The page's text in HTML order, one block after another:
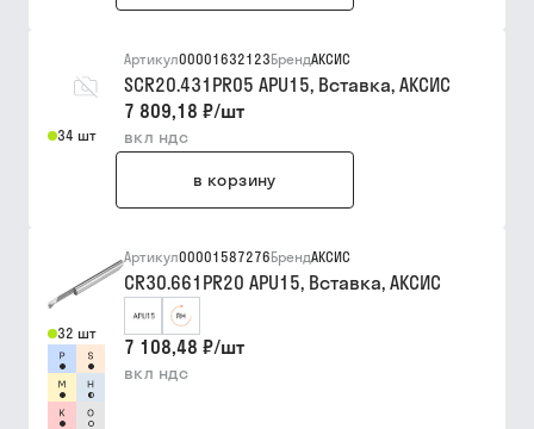
34 шт
Артикул00001632123БрендАКСИС
SCR20.431PR05 APU15, Вставка, АКСИС
7 809,18 ₽/шт
вкл ндс
в корзину
32 шт
Артикул00001587276БрендАКСИС
CR30.661PR20 APU15, Вставка, АКСИС
7 108,48 ₽/шт
вкл ндс